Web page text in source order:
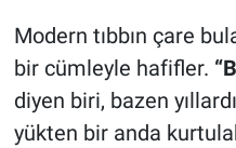
Modern tıbbın çare
bir cümleyle hafifler.
diyen biri, bazen
yükten bir anda